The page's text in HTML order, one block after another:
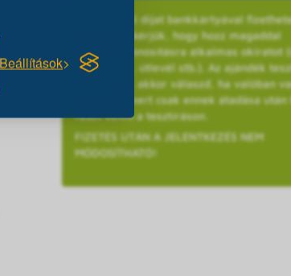
Beállítások
a
A részvételi díjat bankkártyával
helyszínre kérjük, hogy hozz magaddal
személyazonosításra alkalmas okiratot
igazolvány, útlevél stb.). Az ajándék
opciót csak akkor válaszd, ha valóban
kuponod, mert csak ennek átadása után
részt venni a tesztíráson.
FIZETÉS UTÁN A JELENTKEZÉS NEM
MÓDOSÍTHATÓ!